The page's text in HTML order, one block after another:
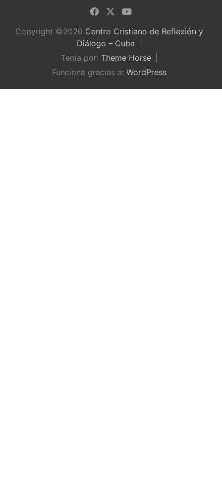
Copyright ©2026 Centro Cristiano de Reflexión y
Diálogo – Cuba
Tema por: Theme Horse
Funciona gracias a: WordPress